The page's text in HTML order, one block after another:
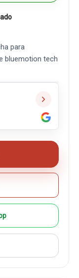
para
bluemotion tech